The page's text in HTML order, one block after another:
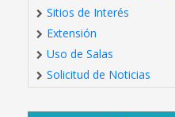
Sitios de Interés
Extensión
Uso de Salas
Solicitud de Noticias